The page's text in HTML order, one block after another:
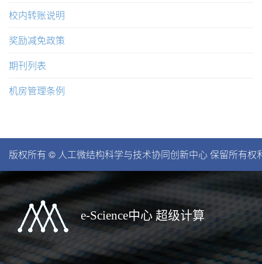
校内转账说明
奖励减免政策
期刊列表
机房管理条例
版权所有 © 人工微结构科学与技术协同创新中心 保留所有
e-Science中心 超级计算